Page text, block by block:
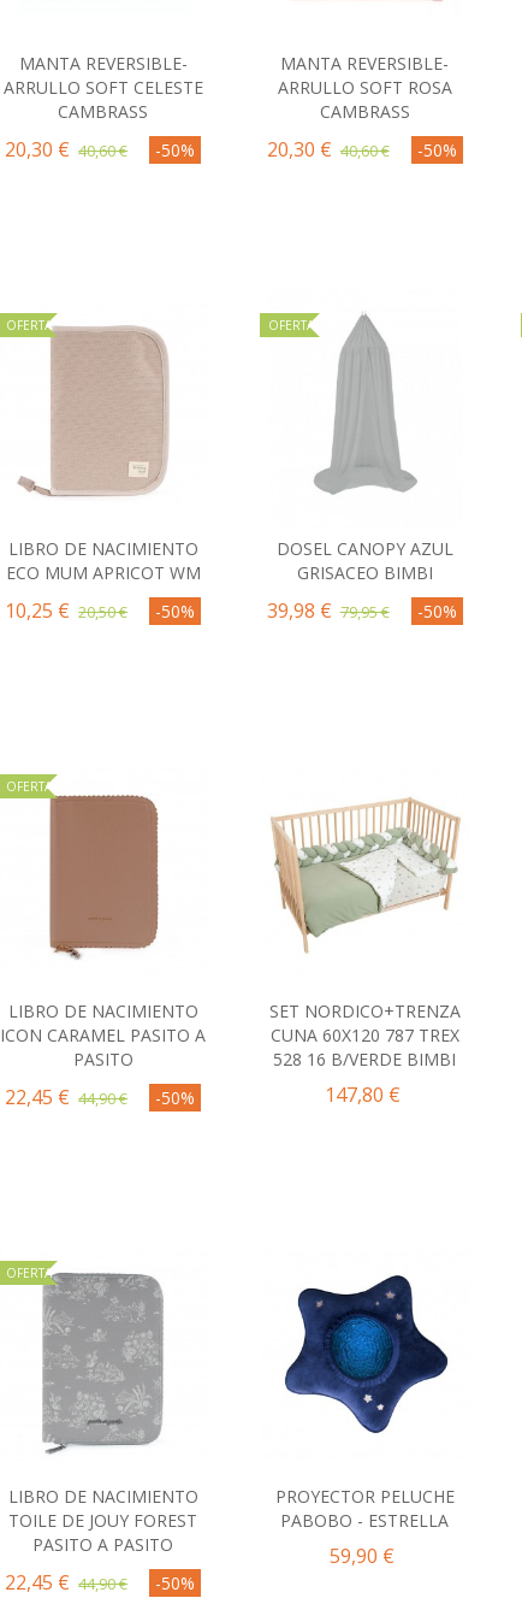
Comprar
MANTA REVERSIBLE-
ARRULLO SOFT CELESTE
CAMBRASS
20,30 € 40,60 € -50%
Comprar
MANTA REVERSIBLE-
ARRULLO SOFT ROSA
CAMBRASS
20,30 € 40,60 € -50%
OFERTA
Comprar
LIBRO DE NACIMIENTO
ECO MUM APRICOT WM
10,25 € 20,50 € -50%
OFERTA
Comprar
DOSEL CANOPY AZUL
GRISACEO BIMBI
39,98 € 79,95 € -50%
OFERTA
Comprar
LIBRO DE NACIMIENTO
ICON CARAMEL PASITO A
PASITO
22,45 € 44,90 € -50%
Comprar
SET NORDICO+TRENZA
CUNA 60X120 787 TREX
528 16 B/VERDE BIMBI
147,80 €
OFERTA
Comprar
LIBRO DE NACIMIENTO
TOILE DE JOUY FOREST
PASITO A PASITO
22,45 € 44,90 € -50%
Comprar
PROYECTOR PELUCHE
PABOBO - ESTRELLA
59,90 €